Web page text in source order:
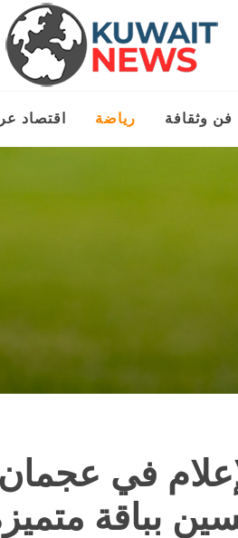
فن وثقافة رياضة اقتصاد
في
بباقة